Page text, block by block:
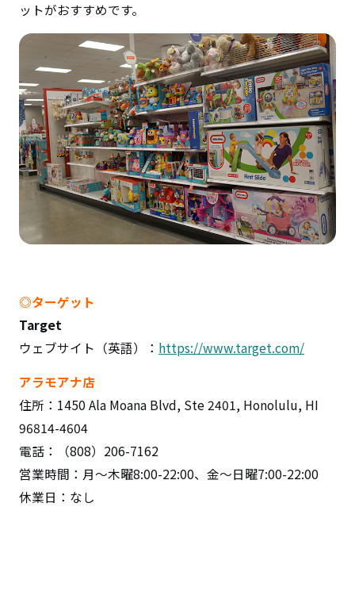
ットがおすすめです。
◎ターゲット
Target
ウェブサイト（英語）： https://www.target.com/
アラモアナ店
住所：1450 Ala Moana Blvd, Ste 2401, Honolulu, HI
96814-4604
電話：（808）206-7162
営業時間：月～木曜8:00-22:00、金〜日曜7:00-22:00
休業日：なし